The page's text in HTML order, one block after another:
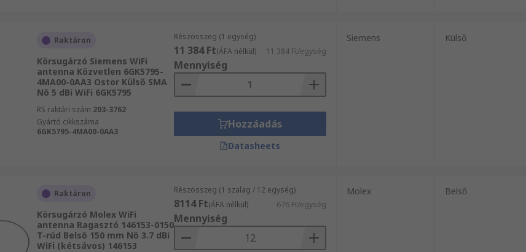
Raktáron
Körsugárzó Siemens WiFi
antenna Közvetlen 6GK5795-
4MA00-0AA3 Ostor Külső SMA
Nő 5 dBi WiFi 6GK5795
RS raktári szám 203-3762
Gyártó cikkszáma
6GK5795-4MA00-0AA3
Részösszeg (1 egység)
11 384 Ft(ÁFA nélkül) 11 384 Ft/egység
Mennyiség
Hozzáadás
Datasheets
Siemens Külső
Raktáron
Körsugárzó Molex WiFi
antenna Ragasztó 146153-0150
T-rúd Belső 150 mm Nő 3.7 dBi
WiFi (kétsávos) 146153
Részösszeg (1 szalag / 12 egység)
8114 Ft(ÁFA nélkül) 676 Ft/egység
Mennyiség
Molex Belső